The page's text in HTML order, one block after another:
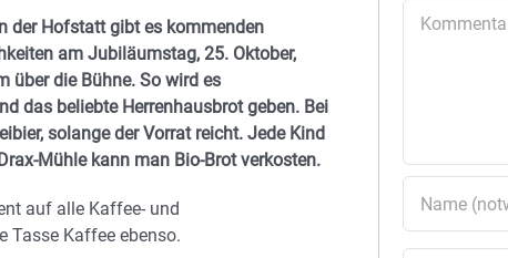
der Hofstatt gibt es kommenden
am Jubiläumstag, 25. Oktober,
über die Bühne. So wird es
das beliebte Herrenhausbrot geben. Bei
solange der Vorrat reicht. Jede Kind
Mühle kann man Bio-Brot verkosten.
auf alle Kaffee- und
Tasse Kaffee ebenso.